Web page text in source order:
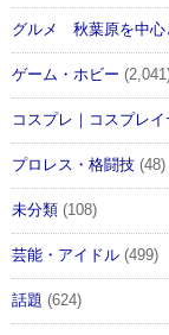
グルメ 秋葉原を中心
ゲーム・ホビー
コスプレ｜コスプレ
プロレス・格闘技 (48)
未分類 (108)
芸能・アイドル (499)
話題 (624)